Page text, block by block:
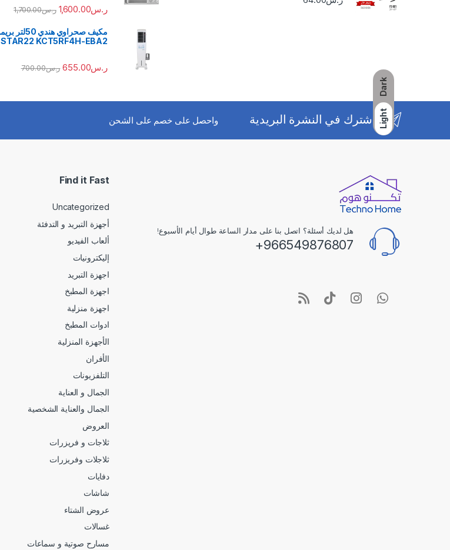
Dark
Light
ر.س1,600.00 ر.س1,700.00
STAR22 KCT5RF4H-EBA2
ر.س655.00 ر.س700.00
اشترك في النشرة البريدية واحصل على خصم على الشحن
هل لديك أسئلة؟ اتصل بنا على مدار الساعة طوال أيام الأسبوع!
Find it Fast
Uncategorized
أجهزة التبريد و التدفئة
ألعاب الفيديو
إليكترونيات
اجهزة التبريد
اجهزة المطبخ
اجهزة منزلية
ادوات المطبخ
الأجهزة المنزلية
الأفران
التلفزيونات
الجمال و العناية
الجمال والعناية الشخصية
العروض
ثلاجات و فريزرات
ثلاجلات وفريزرات
دفايات
شاشات
عروض الشتاء
غسالات
مسارح صوتية و سماعات